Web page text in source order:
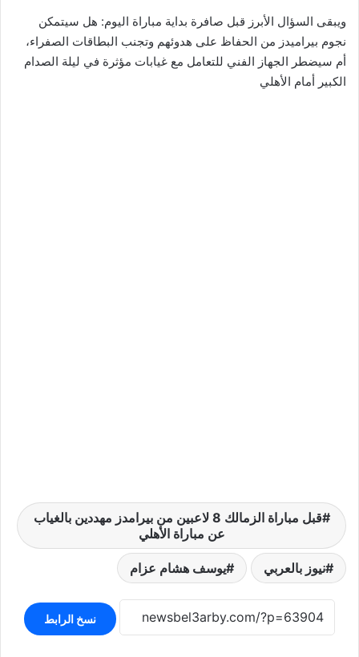
ويبقى السؤال الأبرز قبل صافرة بداية مباراة اليوم: هل سيتمكن
نجوم بيراميدز من الحفاظ على هدوئهم وتجنب البطاقات الصفراء،
أم سيضطر الجهاز الفني للتعامل مع غيابات مؤثرة في ليلة الصدام
الكبير أمام الأهلي
قبل مباراة الزمالك 8 لاعبين من بيرامدز مهددين بالغياب
عن مباراة الأهلي
نيوز بالعربي يوسف هشام عزام
نسخ الرابط